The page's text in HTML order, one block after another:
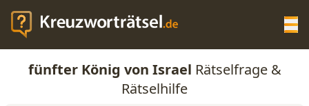
KREUZWORTRÄTSEL-HILFE
fünfter König von Israel Rätselfrage &
Rätselhilfe